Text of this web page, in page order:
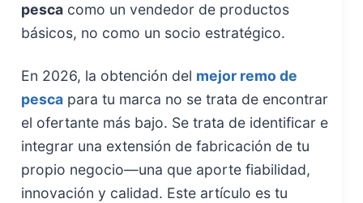
pesca como un vendedor de productos
básicos, no como un socio estratégico.
En 2026, la obtención del mejor remo de
pesca para tu marca no se trata de encontrar
el ofertante más bajo. Se trata de identificar e
integrar una extensión de fabricación de tu
propio negocio—una que aporte fiabilidad,
innovación y calidad. Este artículo es tu